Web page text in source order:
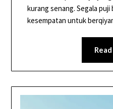
kurang senang. Segala puji
kesempatan untuk